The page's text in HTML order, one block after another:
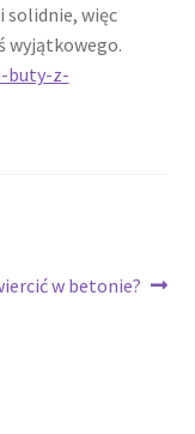
solidnie, więc
wyjątkowego.
buty-z-
w betonie?